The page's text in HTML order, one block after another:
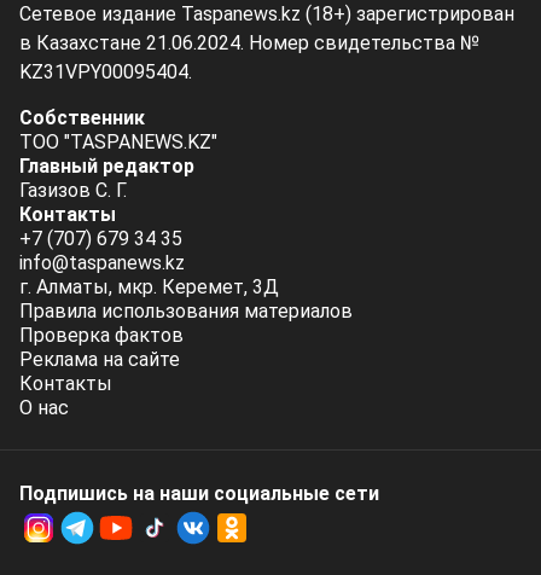
Сетевое издание Taspanews.kz (18+) зарегистрирован
в Казахстане 21.06.2024. Номер свидетельства №
KZ31VPY00095404.
Собственник
ТОО "TASPANEWS.KZ"
Главный редактор
Газизов С. Г.
Контакты
+7 (707) 679 34 35
info@taspanews.kz
г. Алматы, мкр. Керемет, 3Д
Правила использования материалов
Проверка фактов
Реклама на сайте
Контакты
О нас
Подпишись на наши социальные cети